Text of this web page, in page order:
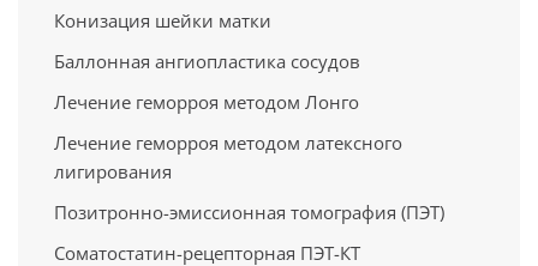
Конизация шейки матки
Баллонная ангиопластика сосудов
Лечение геморроя методом Лонго
Лечение геморроя методом латексного
лигирования
Позитронно-эмиссионная томография (ПЭТ)
Cоматостатин-рецепторная ПЭТ-КТ